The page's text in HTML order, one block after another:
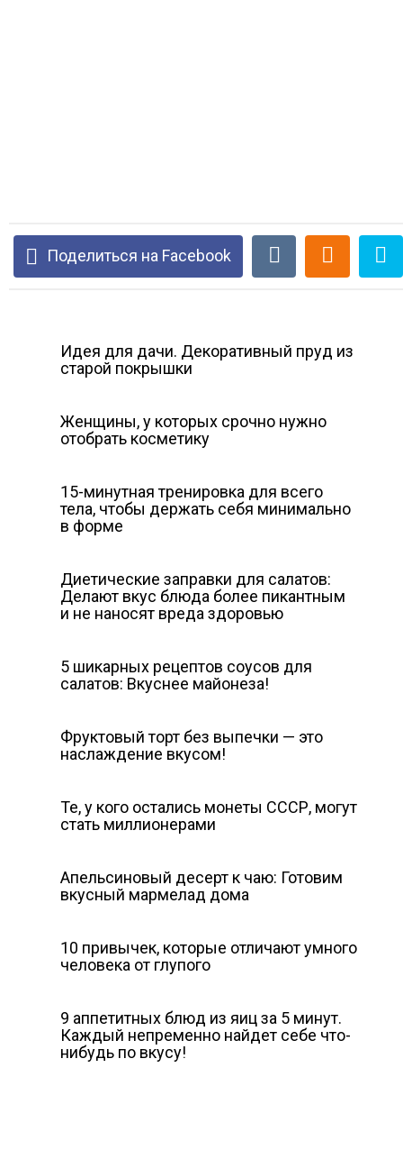
Поделиться на Facebook
Идея для дачи. Декоративный пруд из
старой покрышки
Женщины, у которых срочно нужно
отобрать косметику
15-минутная тренировка для всего
тела, чтобы держать себя минимально
в форме
Диетические заправки для салатов:
Делают вкус блюда более пикантным
и не наносят вреда здоровью
5 шикарных рецептов соусов для
салатов: Вкуснее майонеза!
Фруктовый торт без выпечки — это
наслаждение вкусом!
Те, у кого остались монеты СССР, могут
стать миллионерами
Апельсиновый десерт к чаю: Готовим
вкусный мармелад дома
10 привычек, которые отличают умного
человека от глупого
9 аппетитных блюд из яиц за 5 минут.
Каждый непременно найдет себе что-
нибудь по вкусу!